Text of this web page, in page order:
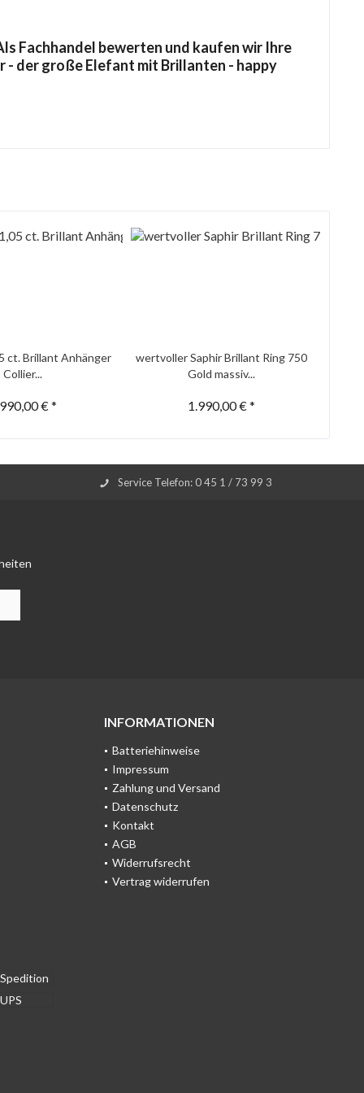
Fachhandel bewerten und kaufen wir Ihre
- der große Elefant mit Brillanten - happy
ct. Brillant Anhänger
Collier...
€ *
wertvoller Saphir Brillant Ring 750
Gold massiv...
1.990,00 € *
Service Telefon: 0 45 1 / 73 99 3
INFORMATIONEN
Batteriehinweise
Impressum
Zahlung und Versand
Datenschutz
Kontakt
AGB
Widerrufsrecht
Vertrag widerrufen